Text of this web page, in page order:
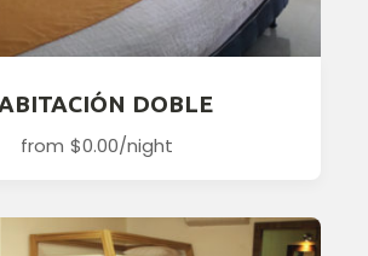
DOBLE
from $0.00/night